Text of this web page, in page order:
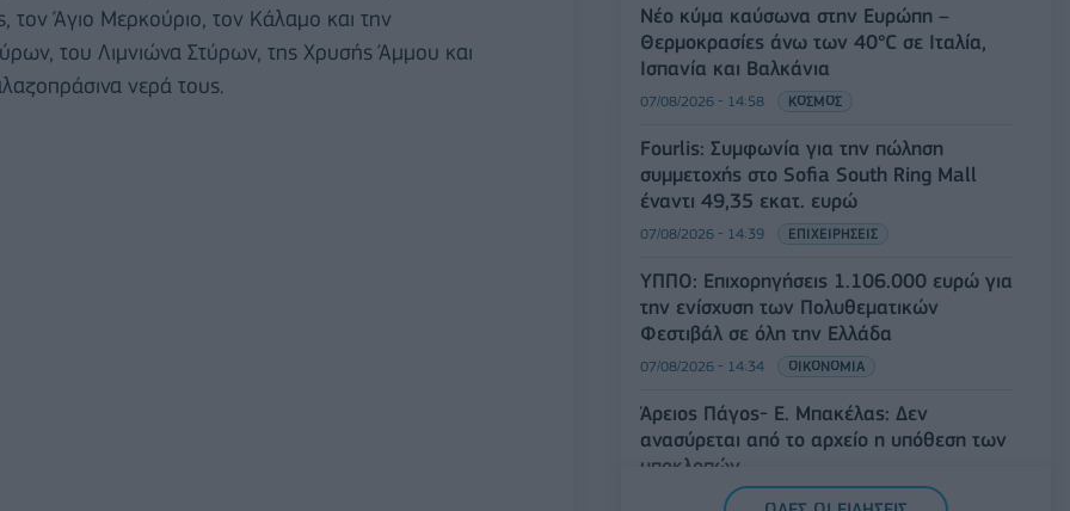
τον Άγιο Μερκούριο, τον Κάλαμο και την
του Λιμνιώνα Στύρων, της Χρυσής Άμμου και
νερά τους.
Νέο κύμα καύσωνα στην Ευρώπη –
Θερμοκρασίες άνω των 40°C σε Ιταλία,
Ισπανία και Βαλκάνια
07/08/2026 - 14:58 ΚΟΣΜΟΣ
Fourlis: Συμφωνία για την πώληση
συμμετοχής στο Sofia South Ring Mall
έναντι 49,35 εκατ. ευρώ
07/08/2026 - 14:39 ΕΠΙΧΕΙΡΗΣΕΙΣ
ΥΠΠΟ: Επιχορηγήσεις 1.106.000 ευρώ για
την ενίσχυση των Πολυθεματικών
Φεστιβάλ σε όλη την Ελλάδα
07/08/2026 - 14:34 ΟΙΚΟΝΟΜΙΑ
Άρειος Πάγος- Ε. Μπακέλας: Δεν
ανασύρεται από το αρχείο η υπόθεση των
υποκλοπών
07/08/2026 - 14:11 ΕΛΛΑΔΑ